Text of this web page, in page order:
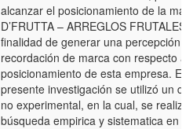
alcanzar el posicionamiento de la
D’FRUTTA – ARREGLOS FRUTALES
finalidad de generar una percepción
recordación de marca con respecto al
posicionamiento de esta empresa. En
presente investigación se utilizó un
no experimental, en la cual, se realiza
búsqueda empirica y sistematica en